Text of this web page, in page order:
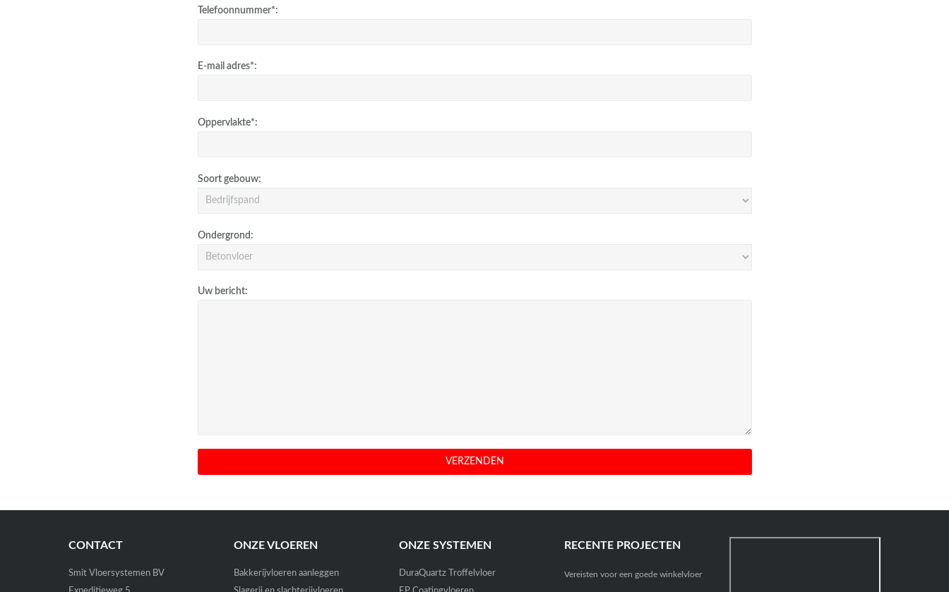
Telefoonnummer*:
E-mail adres*:
Oppervlakte*:
Soort gebouw:
Ondergrond:
Uw bericht:
CONTACT
Smit Vloersystemen BV
ONZE VLOEREN
Bakkerijvloeren aanleggen
ONZE SYSTEMEN
DuraQuartz Troffelvloer
RECENTE PROJECTEN
Vereisten voor een goede winkelvloer